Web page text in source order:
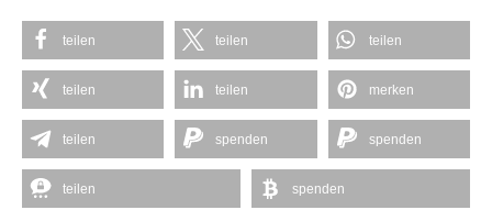
teilen teilen teilen
teilen teilen merken
teilen spenden spenden
teilen spenden